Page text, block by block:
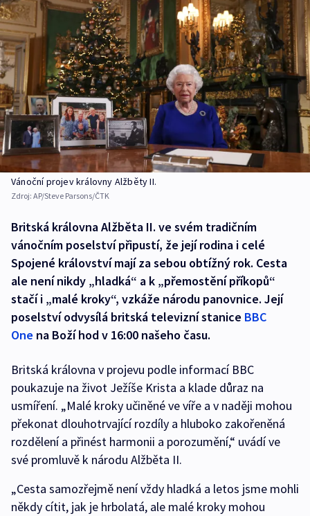
Vánoční projev královny Alžběty II.
Zdroj: AP/Steve Parsons/ČTK
Britská královna Alžběta II. ve svém tradičním
vánočním poselství připustí, že její rodina i celé
Spojené království mají za sebou obtížný rok. Cesta
ale není nikdy „hladká“ a k „přemostění příkopů“
stačí i „malé kroky“, vzkáže národu panovnice. Její
poselství odvysílá britská televizní stanice BBC
One na Boží hod v 16:00 našeho času.
Britská královna v projevu podle informací BBC
poukazuje na život Ježíše Krista a klade důraz na
usmíření. „Malé kroky učiněné ve víře a v naději mohou
překonat dlouhotrvající rozdíly a hluboko zakořeněná
rozdělení a přinést harmonii a porozumění,“ uvádí ve
své promluvě k národu Alžběta II.
„Cesta samozřejmě není vždy hladká a letos jsme mohli
někdy cítit, jak je hrbolatá, ale malé kroky mohou